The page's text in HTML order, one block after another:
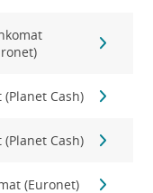
(Planet Cash)
(Planet Cash)
(Euronet)